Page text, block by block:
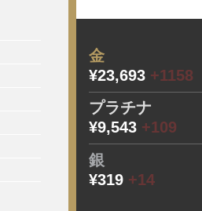
金
¥23,693 +1158
プラチナ
¥9,543 +109
銀
¥319 +14